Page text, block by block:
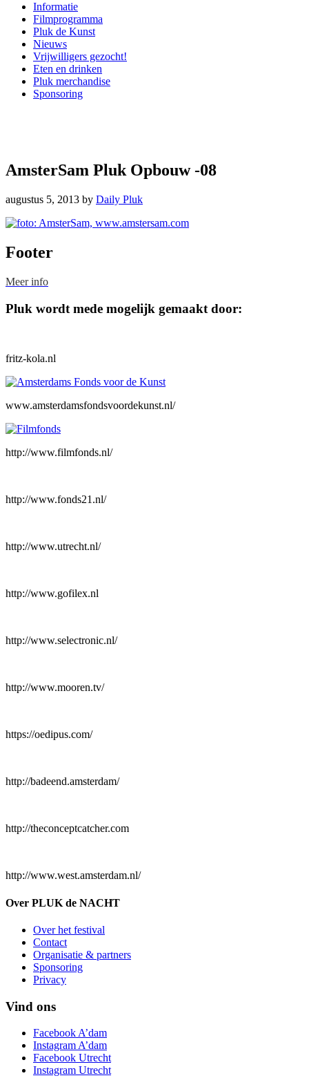
Informatie
Filmprogramma
Pluk de Kunst
Nieuws
Vrijwilligers gezocht!
Eten en drinken
Pluk merchandise
Sponsoring
AmsterSam Pluk Opbouw -08
augustus 5, 2013 by Daily Pluk
Footer
Meer info
Pluk wordt mede mogelijk gemaakt door:
fritz-kola.nl
www.amsterdamsfondsvoordekunst.nl/
http://www.filmfonds.nl/
http://www.fonds21.nl/
http://www.utrecht.nl/
http://www.gofilex.nl
http://www.selectronic.nl/
http://www.mooren.tv/
https://oedipus.com/
http://badeend.amsterdam/
http://theconceptcatcher.com
http://www.west.amsterdam.nl/
Over PLUK de NACHT
Over het festival
Contact
Organisatie & partners
Sponsoring
Privacy
Vind ons
Facebook A’dam
Instagram A’dam
Facebook Utrecht
Instagram Utrecht